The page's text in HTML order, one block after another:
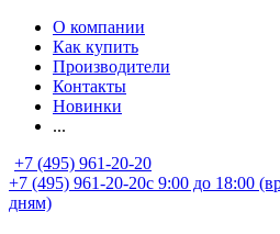
О компании
Как купить
Производители
Контакты
Новинки
...
+7 (495) 961-20-20
+7 (495) 961-20-20с 9:00 до 18:00
дням)